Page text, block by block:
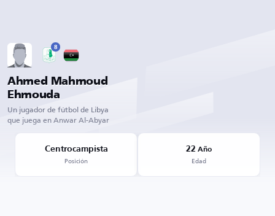
8
Ahmed Mahmoud
Ehmouda
Un jugador de fútbol de Libya
que juega en Anwar Al-Abyar
Centrocampista
Posición
22 Año
Edad